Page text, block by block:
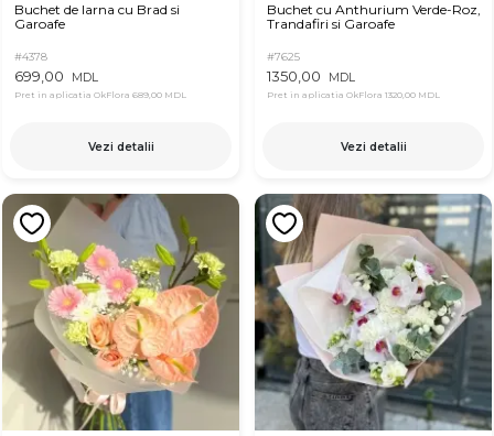
Buchet de Iarna cu Brad si
Garoafe
#4378
699,00 MDL
Pret in aplicatia OkFlora 689,00 MDL
Vezi detalii
Buchet cu Anthurium Verde-Roz,
Trandafiri si Garoafe
#7625
1350,00 MDL
Pret in aplicatia OkFlora 1320,00 MDL
Vezi detalii